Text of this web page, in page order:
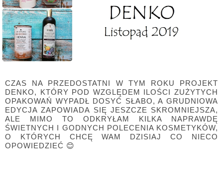
CZAS NA PRZEDOSTATNI W TYM ROKU PROJEKT
DENKO, KTÓRY POD WZGLĘDEM ILOŚCI ZUŻYTYCH
OPAKOWAŃ WYPADŁ DOSYĆ SŁABO, A GRUDNIOWA
EDYCJA ZAPOWIADA SIĘ JESZCZE SKROMNIEJSZA,
ALE MIMO TO ODKRYŁAM KILKA NAPRAWDĘ
ŚWIETNYCH I GODNYCH POLECENIA KOSMETYKÓW,
O KTÓRYCH CHCĘ WAM DZISIAJ CO NIECO
OPOWIEDZIEĆ 😊